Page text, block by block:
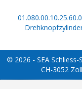
© 2026 - SEA
CH-3052